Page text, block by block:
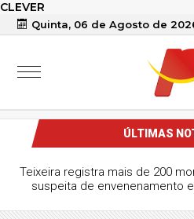
CLEVER
Quinta, 06 de Agosto de
ÚLTIMAS
Teixeira registra mais de 200
suspeita de envenenamento